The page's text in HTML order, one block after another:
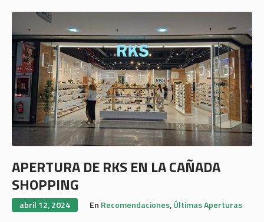
APERTURA DE RKS EN LA CAÑADA
SHOPPING
abril 12, 2024 En Recomendaciones,Últimas Aperturas